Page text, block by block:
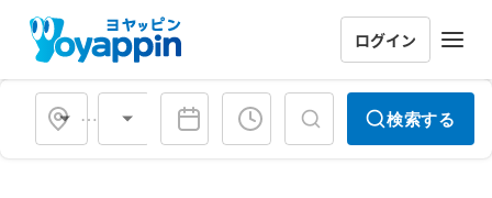
ログイン
会場タイプ 検索する